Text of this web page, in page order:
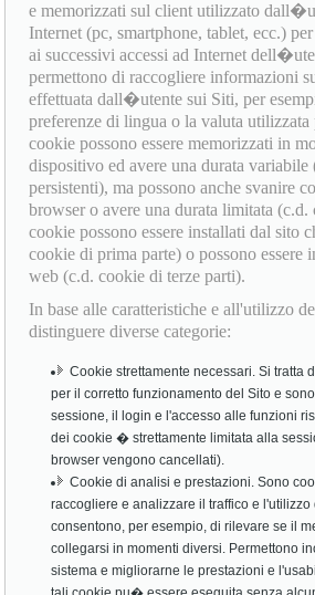
e memorizzati sul client utilizzato
Internet (pc, smartphone, tablet, ecc.)
ai successivi accessi ad Internet
permettono di raccogliere informazioni
effettuata dall�utente sui Siti, per
preferenze di lingua o la valuta
cookie possono essere memorizzati in
dispositivo ed avere una durata variabile
persistenti), ma possono anche svanire
browser o avere una durata limitata
cookie possono essere installati dal sito
cookie di prima parte) o possono essere
web (c.d. cookie di terze parti).
In base alle caratteristiche e all'utilizzo
distinguere diverse categorie:
Cookie strettamente necessari. Si tratta
per il corretto funzionamento del Sito e
sessione, il login e l'accesso alle funzioni
dei cookie � strettamente limitata alla
browser vengono cancellati).
Cookie di analisi e prestazioni. Sono
raccogliere e analizzare il traffico e l'utilizzo
consentono, per esempio, di rilevare se il
collegarsi in momenti diversi. Permettono
sistema e migliorarne le prestazioni e